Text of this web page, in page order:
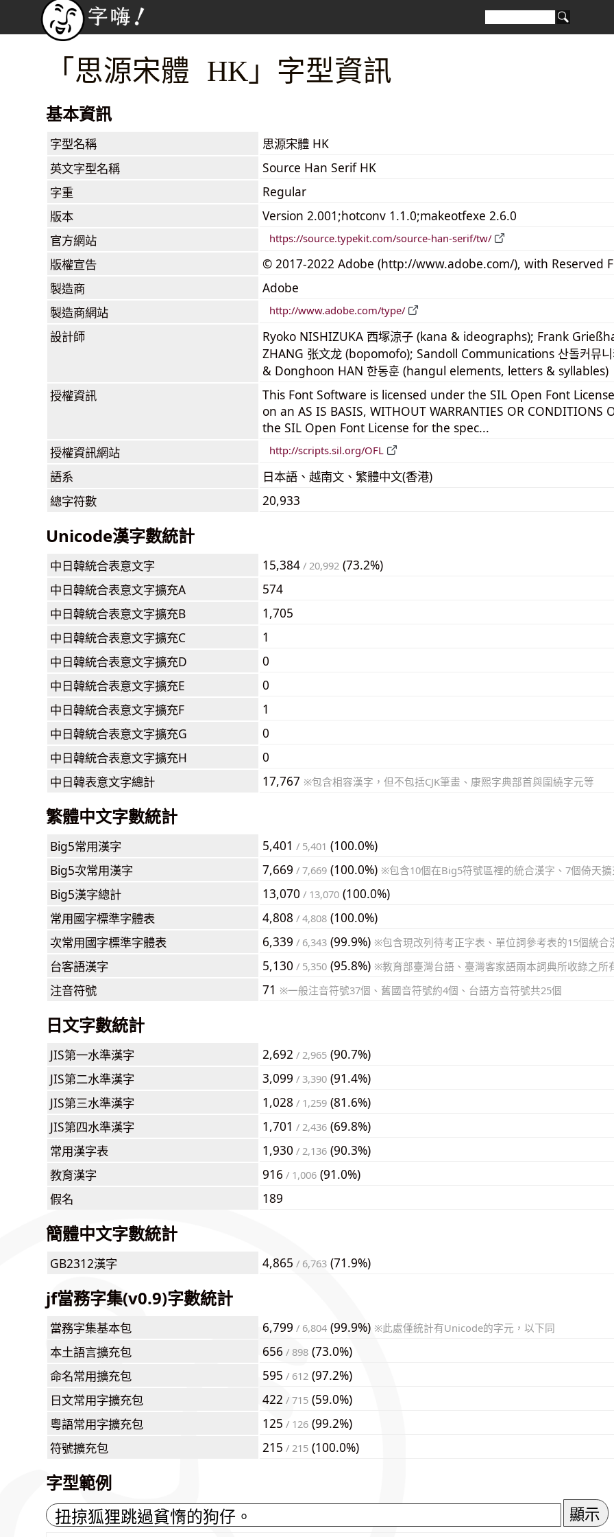
「思源宋體 HK」字型資訊
基本資訊
字型名稱
思源宋體 HK
英文字型名稱
Source Han Serif HK
字重
Regular
版本
Version 2.001;hotconv 1.1.0;makeotfexe 2.6.0
官方網站
https://source.typekit.com/source-han-serif/tw/
版權宣告
© 2017-2022 Adobe (http://www.adobe.com/), with Reserved
製造商
Adobe
製造商網站
http://www.adobe.com/type/
設計師
Ryoko NISHIZUKA 西塚涼子 (kana & ideographs); Frank
ZHANG 张文龙 (bopomofo); Sandoll Communications 산돌커뮤니
& Donghoon HAN 한동훈 (hangul elements, letters & syllables)
授權資訊
This Font Software is licensed under the SIL Open Font
on an AS IS BASIS, WITHOUT WARRANTIES OR
the SIL Open Font License for the spec...
授權資訊網站
http://scripts.sil.org/OFL
語系
日本語、越南文、繁體中文(香港)
總字符數
20,933
Unicode漢字數統計
中日韓統合表意文字 15,384 / 20,992 (73.2%)
中日韓統合表意文字擴充A
574
中日韓統合表意文字擴充B
1,705
中日韓統合表意文字擴充C
1
中日韓統合表意文字擴充D
0
中日韓統合表意文字擴充E
0
中日韓統合表意文字擴充F
1
中日韓統合表意文字擴充G
0
中日韓統合表意文字擴充H
0
中日韓表意文字總計
17,767 ※包含相容漢字，但不包括CJK筆畫、康熙字典部首與圍繞字元等
繁體中文字數統計
Big5常用漢字 5,401 / 5,401 (100.0%)
Big5次常用漢字
7,669 / 7,669 (100.0%) ※包含10個在Big5符號區裡的統合漢字、7個倚天
Big5漢字總計 13,070 / 13,070 (100.0%)
常用國字標準字體表
4,808 / 4,808 (100.0%)
次常用國字標準字體表
6,339 / 6,343 (99.9%) ※包含現改列待考正字表、單位詞參考表的15個統合
台客語漢字 5,130 / 5,350 (95.8%) ※教育部臺灣台語、臺灣客家語兩本詞典所收錄之
注音符號 71 ※一般注音符號37個、舊國音符號約4個、台語方音符號共25個
日文字數統計
JIS第一水準漢字 2,692 / 2,965 (90.7%)
JIS第二水準漢字
3,099 / 3,390 (91.4%)
JIS第三水準漢字
1,028 / 1,259 (81.6%)
JIS第四水準漢字
1,701 / 2,436 (69.8%)
常用漢字表
1,930 / 2,136 (90.3%)
教育漢字
916 / 1,006 (91.0%)
假名
189
簡體中文字數統計
GB2312漢字 4,865 / 6,763 (71.9%)
jf當務字集(v0.9)字數統計
當務字集基本包 6,799 / 6,804 (99.9%) ※此處僅統計有Unicode的字元，以下同
本土語言擴充包 656 / 898 (73.0%)
命名常用擴充包
595 / 612 (97.2%)
日文常用字擴充包
422 / 715 (59.0%)
粵語常用字擴充包
125 / 126 (99.2%)
符號擴充包
215 / 215 (100.0%)
字型範例
顯示